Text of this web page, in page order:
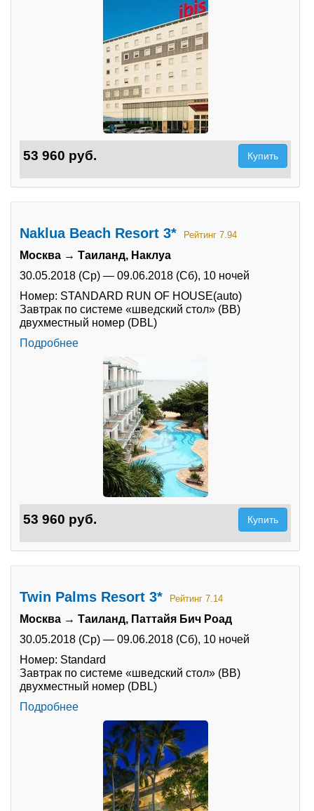
53 960 руб. Купить
Naklua Beach Resort 3* Рейтинг 7.94
Москва → Таиланд, Наклуа
30.05.2018 (Ср) — 09.06.2018 (Сб), 10 ночей
Номер: STANDARD RUN OF HOUSE(auto)
Завтрак по системе «шведский стол» (BB)
двухместный номер (DBL)
Подробнее
53 960 руб. Купить
Twin Palms Resort 3* Рейтинг 7.14
Москва → Таиланд, Паттайя Бич Роад
30.05.2018 (Ср) — 09.06.2018 (Сб), 10 ночей
Номер: Standard
Завтрак по системе «шведский стол» (BB)
двухместный номер (DBL)
Подробнее